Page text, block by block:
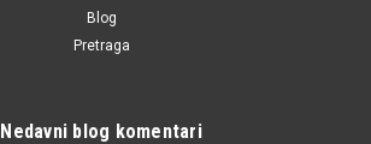
Blog
Pretraga
Nedavni blog komentari